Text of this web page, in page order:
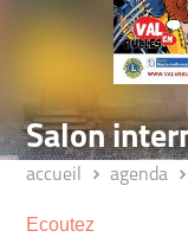
Salon
accueil agenda
Ecoutez